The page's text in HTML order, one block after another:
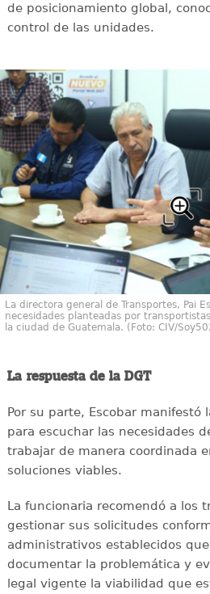
de posicionamiento global,
control de las unidades.
La directora general de Transportes, Pai
necesidades planteadas por
la ciudad de Guatemala. (Foto: CIV/
La respuesta de la DGT
Por su parte, Escobar manifestó
para escuchar las necesidades
trabajar de manera coordinada
soluciones viables.
La funcionaria recomendó a los
gestionar sus solicitudes
administrativos establecidos
documentar la problemática y
legal vigente la viabilidad que